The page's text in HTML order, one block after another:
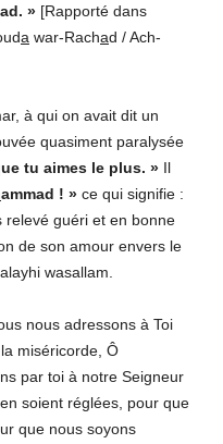
» [Rapporté dans
a war-Rachad / Ach-
à qui on avait dit un
quasiment paralysée
tu aimes le plus. » Il
ammad ! » ce qui signifie :
relevé guéri et en bonne
de son amour envers le
wasallam.
nous adressons à Toi
miséricorde, Ô
par toi à notre Seigneur
soient réglées, pour que
que nous soyons